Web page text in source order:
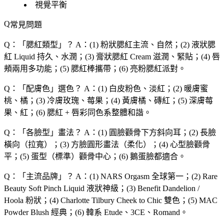
視覺平衡
常見問題
Q：「 腮紅類型 」？ A：(1) 粉狀腮紅主流、自然；(2) 液狀腮
紅 Liquid 持久、水潤；(3) 膏狀腮紅 Cream 滋潤、緊貼；(4) 唇
頰兩用多功能；(5) 腮紅棒攜帶；(6) 亮粉腮紅派對。
Q：「 配膚色 」選色？ A：(1) 白皮粉色、淡紅；(2) 暖膚蜜
桃、橘；(3) 冷膚玫瑰、莓果；(4) 黃膚橘、磚紅；(5) 深膚莓
果、紅；(6) 腮紅 + 唇彩同色系整體和諧。
Q：「 各臉型 」畫法？ A：(1) 圓臉顴骨下方斜向耳；(2) 長臉
橫向（拉寬）；(3) 方臉圓形畫法（柔化）；(4) 心型臉顴骨
平；(5) 蛋型（標準）顴骨中心；(6) 鵝蛋臉都適合。
Q：「 主流品牌 」？ A：(1) NARS Orgasm 全球第一；(2) Rare
Beauty Soft Pinch Liquid 液狀神級；(3) Benefit Dandelion /
Hoola 粉狀；(4) Charlotte Tilbury Cheek to Chic 雙色；(5) MAC
Powder Blush 經典；(6) 韓系 Etude、3CE、Romand。